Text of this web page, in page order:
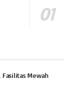
Fasilitas Mewah